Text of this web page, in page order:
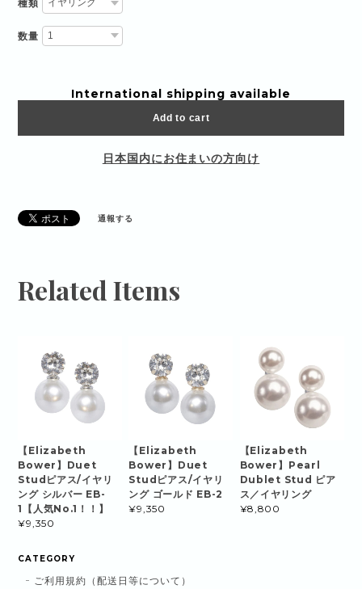
種類
数量
International shipping available
Add to cart
日本国内にお住まいの方向け
通報する
Related Items
【Elizabeth
Bower】Duet
Studピアス/イヤリ
ング シルバー EB-
1【人気No.1！！】
¥9,350
【Elizabeth
Bower】Duet
Studピアス/イヤリ
ング ゴールド EB-2
¥9,350
【Elizabeth
Bower】Pearl
Dublet Stud ピア
ス／イヤリング
¥8,800
CATEGORY
ご利用規約（配送日等について）